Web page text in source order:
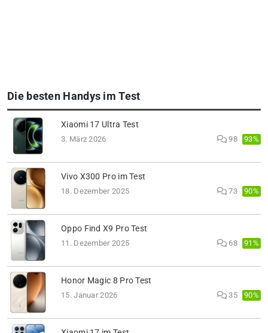
Die besten Handys im Test
Xiaomi 17 Ultra Test
3. März 2026 98 93%
Vivo X300 Pro im Test
18. Dezember 2025 73 90%
Oppo Find X9 Pro Test
11. Dezember 2025 68 91%
Honor Magic 8 Pro Test
15. Januar 2026 35 90%